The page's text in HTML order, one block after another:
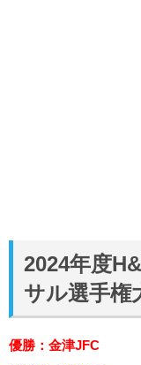
2024年度
サル選手権
優勝： 金津JFC